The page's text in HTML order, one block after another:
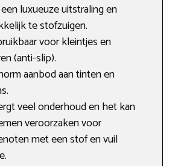
luxueuze uitstraling en
te stofzuigen.
voor kleintjes en
(anti-slip).
aanbod aan tinten en
veel onderhoud en het kan
veroorzaken voor
met een stof en vuil